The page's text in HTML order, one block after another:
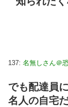
137: 名無しさん＠
でも配達員
名人の自宅